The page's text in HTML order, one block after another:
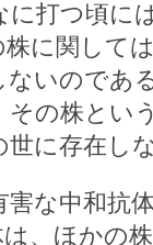
打つ頃に
に関して
いのであ
その株とい
に存在し
な中和抗
、ほかの